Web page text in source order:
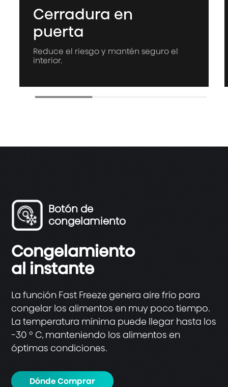
Cerradura en
puerta
Reduce el riesgo y mantén seguro el
interior.
Botón de
congelamiento
Congelamiento
al instante
La función Fast Freeze genera aire frío para
congelar los alimentos en muy poco tiempo.
La temperatura mínima puede llegar hasta los
-30 ° C, manteniendo los alimentos en
óptimas condiciones.
Dónde Comprar